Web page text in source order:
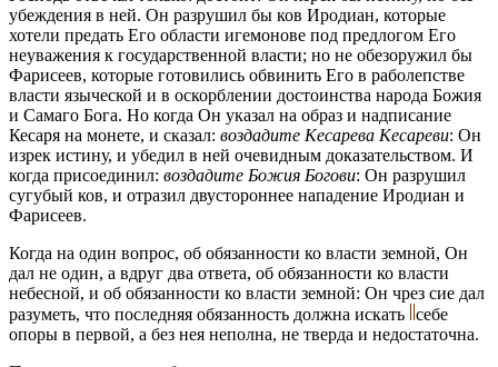
убеждения в ней. Он разрушил бы ков Иродиан, которые
хотели предать Его области игемонове под предлогом Его
неуважения к государственной власти; но не обезоружил бы
Фарисеев, которые готовились обвинить Его в раболепстве
власти языческой и в оскорблении достоинства народа Божия
и Самаго Бога. Но когда Он указал на образ и надписание
Кесаря на монете, и сказал: воздадите Кесарева Кесареви: Он
изрек истину, и убедил в ней очевидным доказательством. И
когда присоединил: воздадите Божия Богови: Он разрушил
сугубый ков, и отразил двустороннее нападение Иродиан и
Фарисеев.
Когда на один вопрос, об обязанности ко власти земной, Он
дал не один, а вдруг два ответа, об обязанности ко власти
небесной, и об обязанности ко власти земной: Он чрез сие дал
разуметь, что последняя обязанность должна искать себе
опоры в первой, а без нея неполна, не тверда и недостаточна.